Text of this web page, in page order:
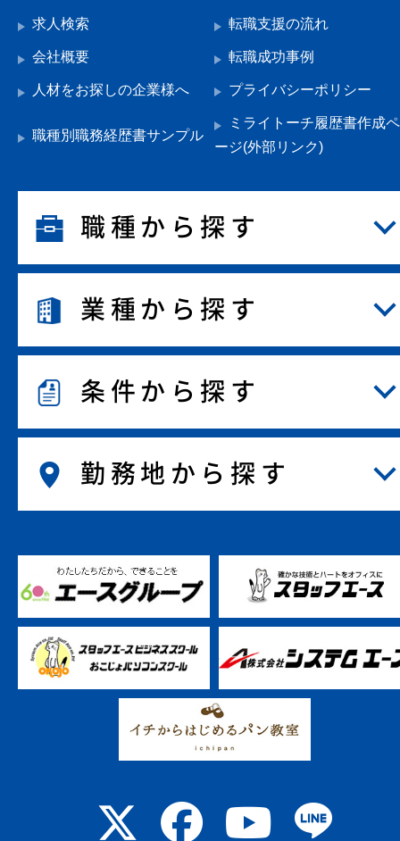
求人検索 転職支援の流れ
会社概要 転職成功事例
人材をお探しの企業様へ プライバシーポリシー
職種別職務経歴書サンプル
ミライトーチ履歴書作成ペ
ージ(外部リンク)
職種から探す
業種から探す
条件から探す
勤務地から探す